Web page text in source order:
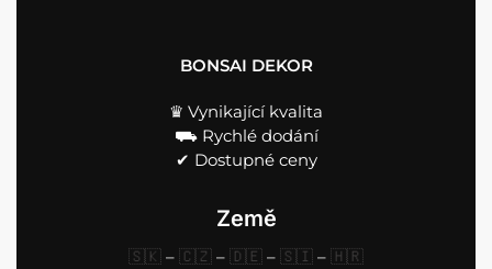
BONSAI DEKOR
♛ Vynikající kvalita
⛟ Rychlé dodání
✔︎ Dostupné ceny
Země
🇸🇰 – 🇨🇿 – 🇩🇪 – 🇸🇮 – 🇭🇷